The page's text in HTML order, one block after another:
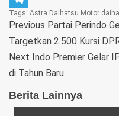
Telegram
Tags: Astra Daihatsu Motor
Previous Partai Perindo
Targetkan 2.500 Kursi
Next Indo Premier Gelar
di Tahun Baru
Berita Lainnya